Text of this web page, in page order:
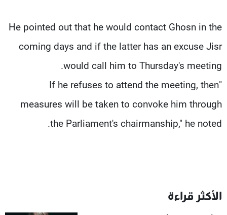
He pointed out that he would contact Ghosn in the
coming days and if the latter has an excuse Jisr
would call him to Thursday's meeting.
"If he refuses to attend the meeting, then
measures will be taken to convoke him through
the Parliament's chairmanship," he noted.
الأكثر قراءة